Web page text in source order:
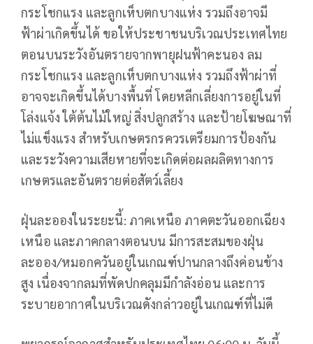
กระโชกแรง และลูกเห็บตกบางแห่ง รวมถึงอาจมี
ฟ้าผ่าเกิดขึ้นได้ ขอให้ประชาชนบริเวณประเทศไทย
ตอนบนระวังอันตรายจากพายุฝนฟ้าคะนอง ลม
กระโชกแรง และลูกเห็บตกบางแห่ง รวมถึงฟ้าผ่าที่
อาจจะเกิดขึ้นได้บางพื้นที่ โดยหลีกเลี่ยงการอยู่ในที่
โล่งแจ้ง ใต้ต้นไม้ใหญ่ สิ่งปลูกสร้าง และป้ายโฆษณาที่
ไม่แข็งแรง สำหรับเกษตรกรควรเตรียมการป้องกัน
และระวังความเสียหายที่จะเกิดต่อผลผลิตทางการ
เกษตรและอันตรายต่อสัตว์เลี้ยง
ฝุ่นละอองในระยะนี้: ภาคเหนือ ภาคตะวันออกเฉียง
เหนือ และภาคกลางตอนบน มีการสะสมของฝุ่น
ละออง/หมอกควันอยู่ในเกณฑ์ปานกลางถึงค่อนข้าง
สูง เนื่องจากลมที่พัดปกคลุมมีกำลังอ่อน และการ
ระบายอากาศในบริเวณดังกล่าวอยู่ในเกณฑ์ที่ไม่ดี